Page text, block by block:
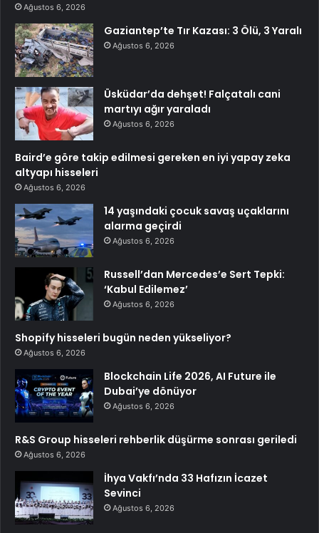
Ağustos 6, 2026
Gaziantep’te Tır Kazası: 3 Ölü, 3 Yaralı
Ağustos 6, 2026
Üsküdar’da dehşet! Falçatalı cani
martıyı ağır yaraladı
Ağustos 6, 2026
Baird’e göre takip edilmesi gereken en iyi yapay zeka
altyapı hisseleri
Ağustos 6, 2026
14 yaşındaki çocuk savaş uçaklarını
alarma geçirdi
Ağustos 6, 2026
Russell’dan Mercedes’e Sert Tepki:
‘Kabul Edilemez’
Ağustos 6, 2026
Shopify hisseleri bugün neden yükseliyor?
Ağustos 6, 2026
Blockchain Life 2026, AI Future ile
Dubai’ye dönüyor
Ağustos 6, 2026
R&S Group hisseleri rehberlik düşürme sonrası geriledi
Ağustos 6, 2026
İhya Vakfı’nda 33 Hafızın İcazet
Sevinci
Ağustos 6, 2026